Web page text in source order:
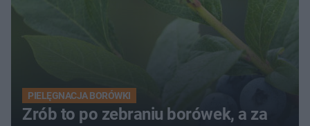
PIELĘGNACJA BORÓWKI
Zrób to po zebraniu borówek, a za